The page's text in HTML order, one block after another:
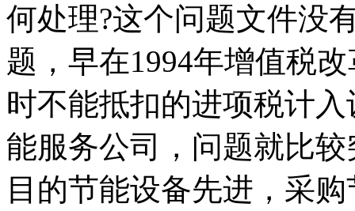
何处理?这个问题文件没
题，早在1994年增值税
时不能抵扣的进项税计
能服务公司，问题就比
目的节能设备先进，采